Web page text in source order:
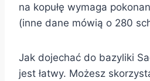
na kopułę wymaga
(inne dane mówią o 280
Jak dojechać do bazyliki
jest łatwy. Możesz